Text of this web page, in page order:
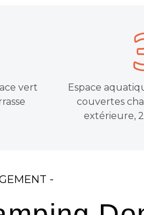
vert
Espace
couvertes
extérieure,
-